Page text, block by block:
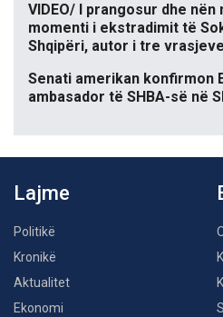
VIDEO/ I prangosur dhe
momenti i ekstradimit të
Shqipëri, autor i tre vrasjeve
Senati amerikan konfirmon
ambasador të SHBA-së në
Lajme
Politikë
Kronikë
Aktualitet
Ekonomi